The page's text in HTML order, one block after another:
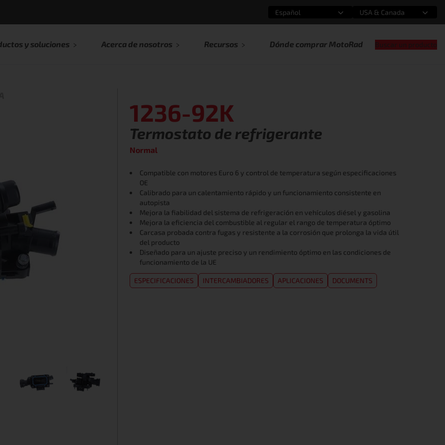
Selecciona una opción
Español
Selecciona una opción
USA & Canada
y soluciones Acerca de nosotros Recursos Dónde comprar MotoRad Buscar un producto
1236-92K
Termostato de refrigerante
Normal
Compatible con motores Euro 6 y control de temperatura según especificaciones
OE
Calibrado para un calentamiento rápido y un funcionamiento consistente en
autopista
Mejora la fiabilidad del sistema de refrigeración en vehículos diésel y gasolina
Mejora la eficiencia del combustible al regular el rango de temperatura óptimo
Carcasa probada contra fugas y resistente a la corrosión que prolonga la vida útil
del producto
Diseñado para un ajuste preciso y un rendimiento óptimo en las condiciones de
funcionamiento de la UE
ESPECIFICACIONES INTERCAMBIADORES APLICACIONES DOCUMENTS